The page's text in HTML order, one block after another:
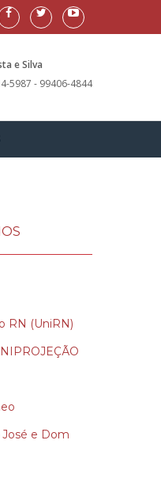
e Silva
5987 - 99406-4844
RN (UniRN)
José e Dom